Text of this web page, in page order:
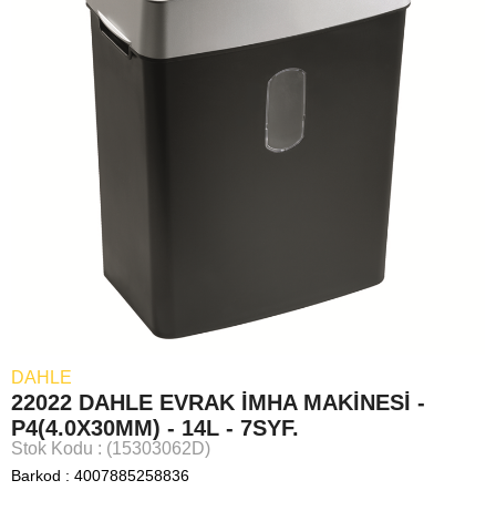
DAHLE
22022 DAHLE EVRAK İMHA MAKİNESİ -
P4(4.0X30MM) - 14L - 7SYF.
Stok Kodu (15303062D)
Barkod : 4007885258836